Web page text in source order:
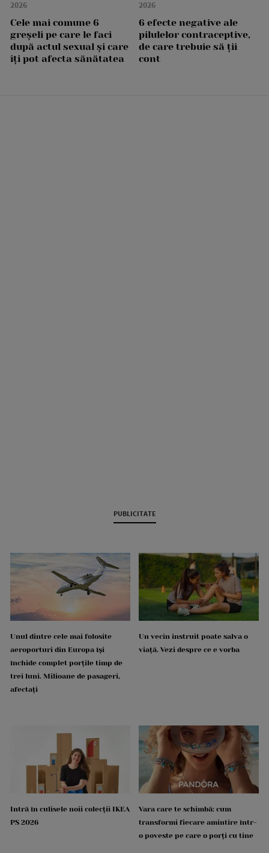
2026
Cele mai comune 6
greșeli pe care le faci
după actul sexual și care
îți pot afecta sănătatea
2026
6 efecte negative ale
pilulelor contraceptive,
de care trebuie să ții
cont
PUBLICITATE
Unul dintre cele mai folosite
aeroporturi din Europa își
închide complet porțile timp de
trei luni. Milioane de pasageri,
afectați
Un vecin instruit poate salva o
viață. Vezi despre ce e vorba
Intră în culisele noii colecții IKEA
PS 2026
Vara care te schimbă: cum
transformi fiecare amintire într-
o poveste pe care o porți cu tine